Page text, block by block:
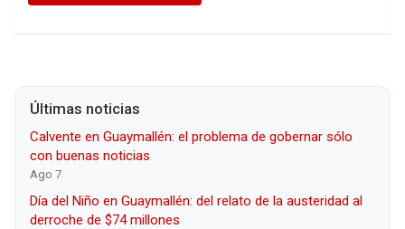
Últimas noticias
Calvente en Guaymallén: el problema de gobernar sólo
con buenas noticias
Ago 7
Día del Niño en Guaymallén: del relato de la austeridad al
derroche de $74 millones